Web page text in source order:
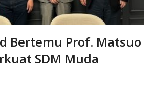
Bertemu Prof. Matsuo
SDM Muda